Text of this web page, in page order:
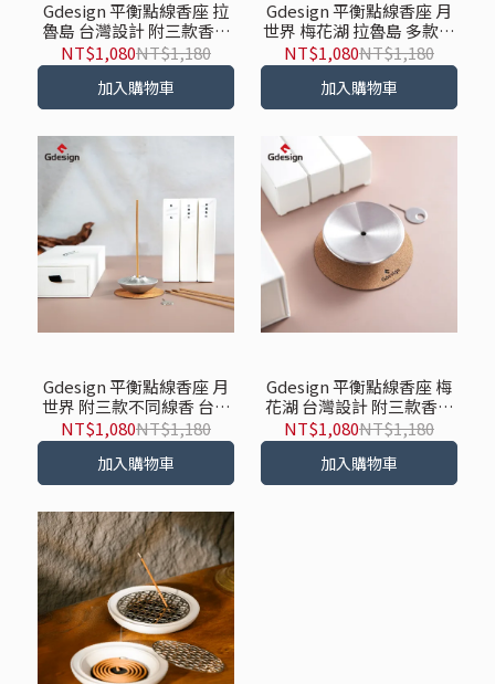
Gdesign 平衡點線香座 拉
魯島 台灣設計 附三款香氣
線香
NT$1,080NT$1,180
加入購物車
Gdesign 平衡點線香座 月
世界 梅花湖 拉魯島 多款式
附三款香氣線香 台灣設計
NT$1,080NT$1,180
加入購物車
Gdesign 平衡點線香座 月
世界 附三款不同線香 台灣
設計
NT$1,080NT$1,180
加入購物車
Gdesign 平衡點線香座 梅
花湖 台灣設計 附三款香氣
線香
NT$1,080NT$1,180
加入購物車